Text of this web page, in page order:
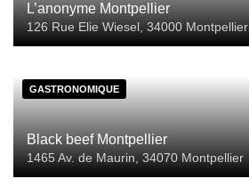
L’anonyme Montpellier
126 Rue Elie Wiesel, 34000 Montpellier
GASTRONOMIQUE
Black beef Montpellier
1465 Av. de Maurin, 34070 Montpellier